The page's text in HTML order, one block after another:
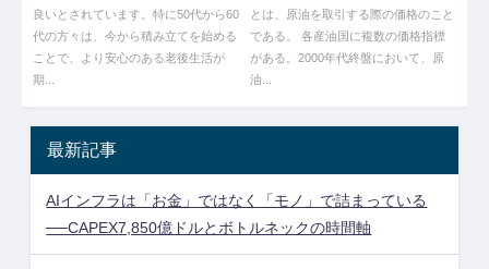
良いとされています。特に50代から60
代の方々は、今から積み立てを始める
ことで、より安心のある老後生活が
期...
とは、原油を取引する際の価格のこと
である。 各産油国に複数の価格指標
がある。2000年代終盤において、原
油...
最新記事
AIインフラは「お金」ではなく「モノ」で詰まっている
──CAPEX7,850億ドルとボトルネックの時間軸